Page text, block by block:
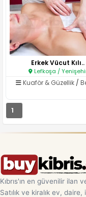
Erkek Vücut Kılı..
Lefkoşa /
Kuaför & Güzellik /
1
Kıbrıs'ın en güvenilir ilan
Satılık ve kiralık ev,